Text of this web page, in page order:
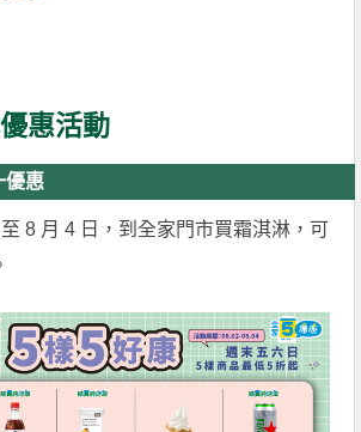
惠活動
優惠
8 月 4 日，到全家門市買霜淇淋，可